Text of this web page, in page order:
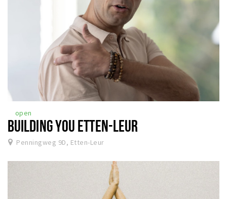
open
BUILDING YOU ETTEN-LEUR
Penningweg 9D, Etten-Leur